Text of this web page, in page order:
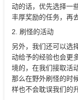
动的话，优先选择一
丰厚奖励的任务，再
2. 刷怪的活动
另外，我们还可以选
动给予的经验也会更
境的，在我们接取活
那么在野外刷怪的时
样也不会耽误我们的